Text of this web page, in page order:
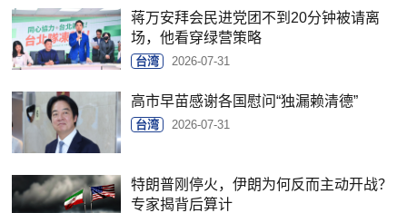
蒋万安拜会民进党团不到20分钟被请离
场，他看穿绿营策略
台湾 2026-07-31
高市早苗感谢各国慰问“独漏赖清德”
台湾 2026-07-31
特朗普刚停火，伊朗为何反而主动开战？
专家揭背后算计